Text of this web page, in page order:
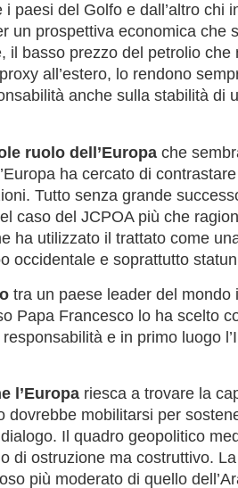
paesi del Golfo e dall’altro
un prospettiva economica che
il basso prezzo del petrolio
all’estero, lo rendono
anche sulla stabilità
ruolo dell’Europa che
ha cercato di
Tutto senza grande
caso del JCPOA più che
ha utilizzato il trattato come
occidentale e soprattutto
tra un paese leader del
Papa Francesco lo ha scelto
e in primo luogo
l’Europa riesca a trovare la
dovrebbe mobilitarsi per
Il quadro geopolitico
di ostruzione ma costruttivo.
più moderato di quello